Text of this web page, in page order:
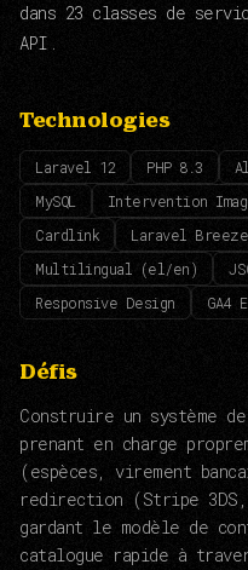
dans 23 classes de
API.
Technologies
Laravel 12 PHP 8.3
MySQL
Intervention
Cardlink
Laravel
Multilingual (el/en)
Responsive Design
GA4
Défis
Construire un système
prenant en charge
(espèces, virement
redirection (Stripe 3DS,
gardant le modèle de
catalogue rapide à